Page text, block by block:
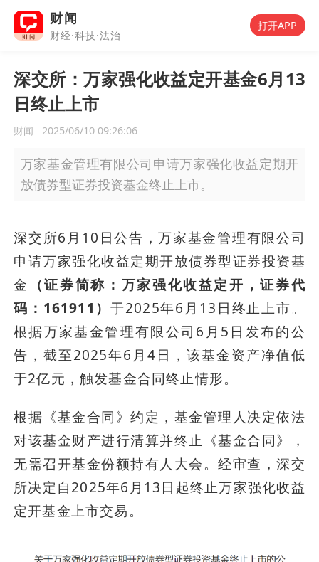
财闻
财经·科技·法治
打开APP
深交所：万家强化收益定开基金6月13
日终止上市
财闻 2025/06/10 09:26:06
万家基金管理有限公司申请万家强化收益定期开
放债券型证券投资基金终止上市。
深交所6月10日公告，万家基金管理有限公司
申请万家强化收益定期开放债券型证券投资基
金
（证券简称：万家强化收益定开，证券代
码：161911）于2025年6月13日终止上市。
根据万家基金管理有限公司6月5日发布的公
告，截至2025年6月4日，该基金资产净值低
于2亿元，触发基金合同终止情形。
根据《基金合同》约定，基金管理人决定依法
对该基金财产进行清算并终止《基金合同》，
无需召开基金份额持有人大会。经审查，深交
所决定自2025年6月13日起终止万家强化收益
定开基金上市交易。